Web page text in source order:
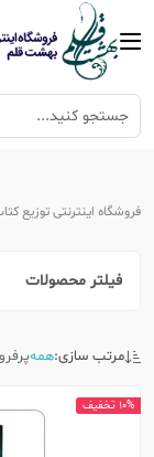
فروشگاه اینترنتی
فیلتر محصولات
مرتب سازی:همه
10% تخفیف